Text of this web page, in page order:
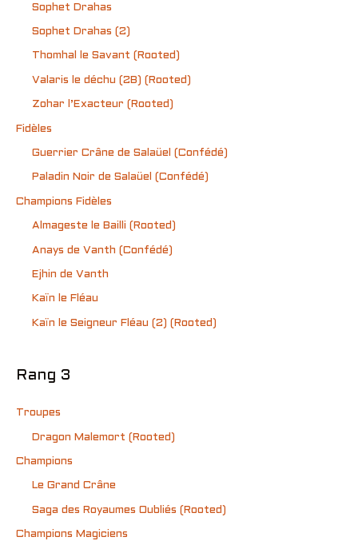
Sophet Drahas
Sophet Drahas (2)
Thomhal le Savant (Rooted)
Valaris le déchu (2B) (Rooted)
Zohar l’Exacteur (Rooted)
Fidèles
Guerrier Crâne de Salaüel (Confédé)
Paladin Noir de Salaüel (Confédé)
Champions Fidèles
Almageste le Bailli (Rooted)
Anays de Vanth (Confédé)
Ejhin de Vanth
Kaïn le Fléau
Kaïn le Seigneur Fléau (2) (Rooted)
Rang 3
Troupes
Dragon Malemort (Rooted)
Champions
Le Grand Crâne
Saga des Royaumes Oubliés (Rooted)
Champions Magiciens